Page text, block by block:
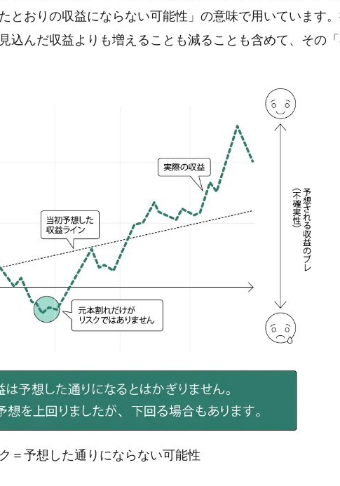
とおりの収益にならない可能性」の意味で用いています
込んだ収益よりも増えることも減ることも含めて、その
＝予想した通りにならない可能性